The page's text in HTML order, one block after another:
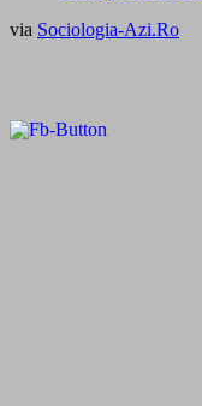
via Sociologia-Azi.Ro